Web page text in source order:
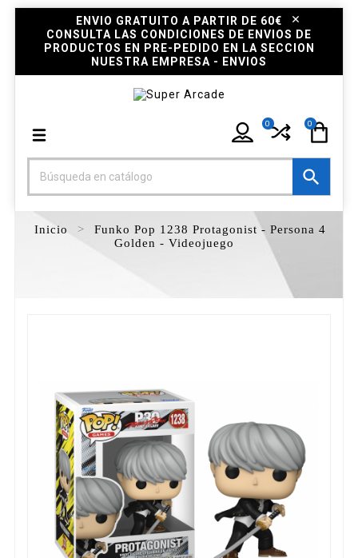
ENVIO GRATUITO A PARTIR DE 60€
CONSULTA LAS CONDICIONES DE ENVIOS DE
PRODUCTOS EN PRE-PEDIDO EN LA SECCION
NUESTRA EMPRESA - ENVIOS
0
0

Inicio
Funko Pop 1238 Protagonist - Persona 4
Golden - Videojuego